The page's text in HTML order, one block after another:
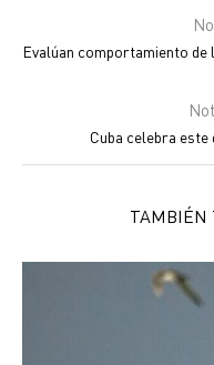
Evalúan comportamiento
Cuba celebra
TAMBIÉN